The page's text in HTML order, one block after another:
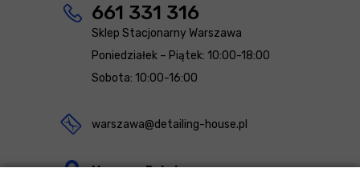
661 331 316
Sklep Stacjonarny Warszawa
Poniedziałek – Piątek: 10:00-18:00
Sobota: 10:00-16:00
warszawa@detailing-house.pl